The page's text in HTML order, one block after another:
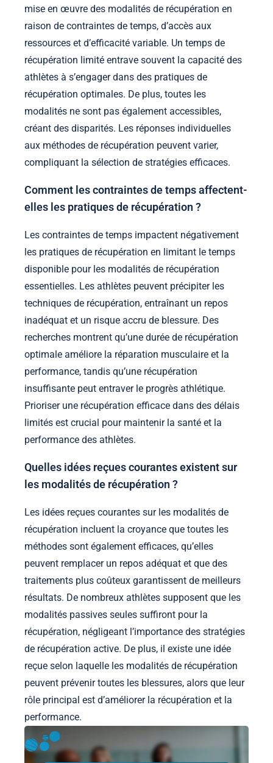
mise en œuvre des modalités de récupération en
raison de contraintes de temps, d’accès aux
ressources et d’efficacité variable. Un temps de
récupération limité entrave souvent la capacité des
athlètes à s’engager dans des pratiques de
récupération optimales. De plus, toutes les
modalités ne sont pas également accessibles,
créant des disparités. Les réponses individuelles
aux méthodes de récupération peuvent varier,
compliquant la sélection de stratégies efficaces.
Comment les contraintes de temps affectent-
elles les pratiques de récupération ?
Les contraintes de temps impactent négativement
les pratiques de récupération en limitant le temps
disponible pour les modalités de récupération
essentielles. Les athlètes peuvent précipiter les
techniques de récupération, entraînant un repos
inadéquat et un risque accru de blessure. Des
recherches montrent qu’une durée de récupération
optimale améliore la réparation musculaire et la
performance, tandis qu’une récupération
insuffisante peut entraver le progrès athlétique.
Prioriser une récupération efficace dans des délais
limités est crucial pour maintenir la santé et la
performance des athlètes.
Quelles idées reçues courantes existent sur
les modalités de récupération ?
Les idées reçues courantes sur les modalités de
récupération incluent la croyance que toutes les
méthodes sont également efficaces, qu’elles
peuvent remplacer un repos adéquat et que des
traitements plus coûteux garantissent de meilleurs
résultats. De nombreux athlètes supposent que les
modalités passives seules suffiront pour la
récupération, négligeant l’importance des stratégies
de récupération active. De plus, il existe une idée
reçue selon laquelle les modalités de récupération
peuvent prévenir toutes les blessures, alors que leur
rôle principal est d’améliorer la récupération et la
performance.